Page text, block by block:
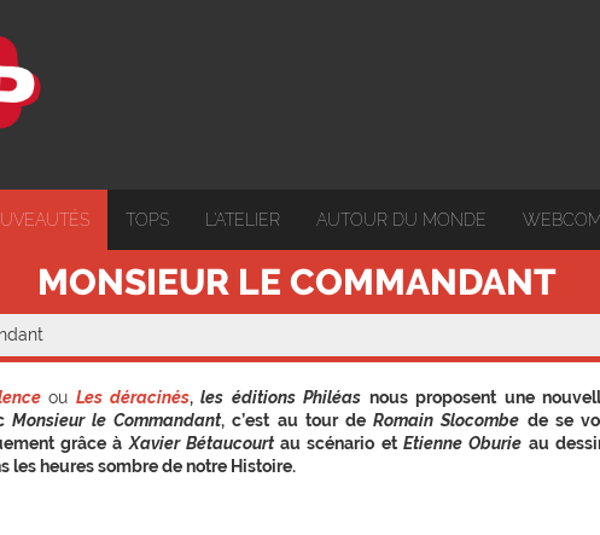
TOPS L'ATELIER AUTOUR DU MONDE
MONSIEUR LE COMMANDANT
ou Les déracinés,les éditions Philéas nous proposent une
Monsieur le Commandant, c’est au tour deRomain Slocombe de se
grâce àXavier Bétaucourtau scénario etEtienne Oburie au
les heures sombre de notre Histoire.